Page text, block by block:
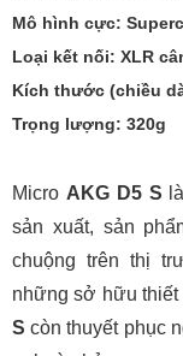
Mô hình cực:
Loại kết nối: XLR
Kích thước (chiều
Trọng lượng: 320g
Micro AKG D5 S
sản xuất, sản
chuộng trên thị
những sở hữu thiết
S còn thuyết phục